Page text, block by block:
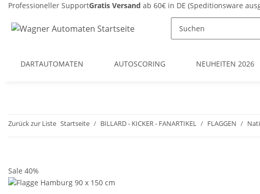
Professioneller SupportGratis Versand ab 60€ in DE (Speditionsware
DARTAUTOMATEN AUTOSCORING NEUHEITEN 2026
Zurück zur Liste Startseite BILLARD - KICKER - FANARTIKEL FLAGGEN
Sale 40%